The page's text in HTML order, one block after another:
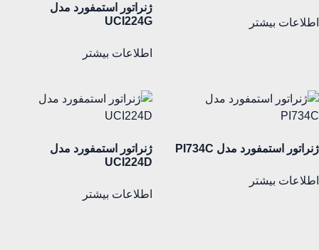
اطلاعات بیشتر
ژنراتور استمفورد مدل
UCI224G
اطلاعات بیشتر
ژنراتور استمفورد مدل PI734C
اطلاعات بیشتر
ژنراتور استمفورد مدل
UCI224D
اطلاعات بیشتر